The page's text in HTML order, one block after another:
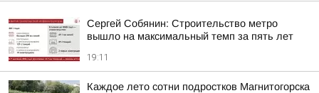
Сергей Собянин: Строительство метро
вышло на максимальный темп за пять лет
19:11
Каждое лето сотни подростков Магнитогорска